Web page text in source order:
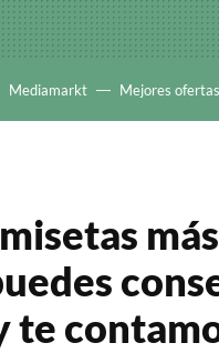
Mediamarkt Mejores ofertas
te